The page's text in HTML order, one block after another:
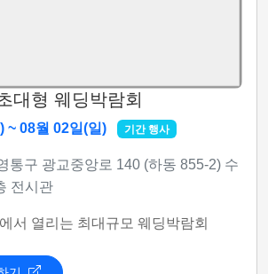
대형 웨딩박람회
~ 08월 02일(일) 기간 행사
통구 광교중앙로 140 (하동 855-2) 수
전시관
서 열리는 최대규모 웨딩박람회